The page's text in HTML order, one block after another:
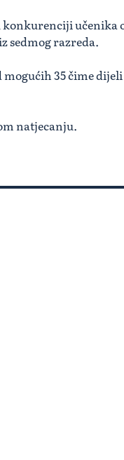
učenika
sedmog razreda.
35 čime
natjecanju.